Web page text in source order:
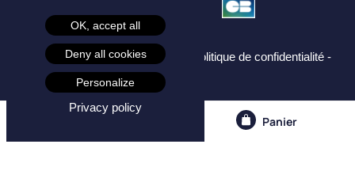
Panier
Mentions légales -CGU - CGV -
Politique de confidentialité -
Cookies -
OK, accept all
Deny all cookies
Personalize
Privacy policy